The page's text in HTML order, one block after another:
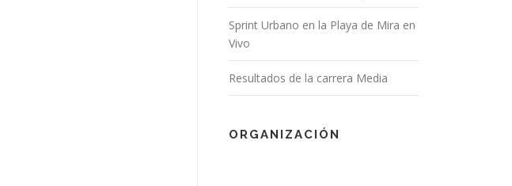
Sprint Urbano en la Playa de Mira en
Vivo
Resultados de la carrera Media
ORGANIZACIÓN